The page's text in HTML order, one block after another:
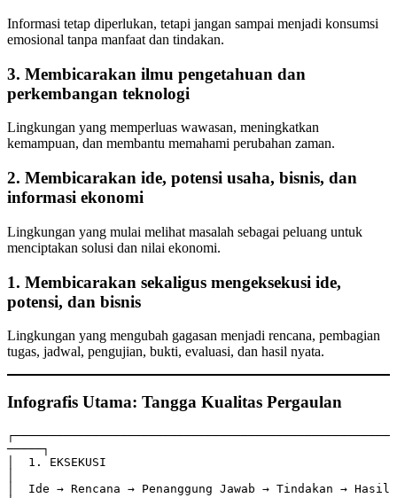
Informasi tetap diperlukan, tetapi jangan sampai menjadi konsumsi
emosional tanpa manfaat dan tindakan.
3. Membicarakan ilmu pengetahuan dan
perkembangan teknologi
Lingkungan yang memperluas wawasan, meningkatkan
kemampuan, dan membantu memahami perubahan zaman.
2. Membicarakan ide, potensi usaha, bisnis, dan
informasi ekonomi
Lingkungan yang mulai melihat masalah sebagai peluang untuk
menciptakan solusi dan nilai ekonomi.
1. Membicarakan sekaligus mengeksekusi ide,
potensi, dan bisnis
Lingkungan yang mengubah gagasan menjadi rencana, pembagian
tugas, jadwal, pengujian, bukti, evaluasi, dan hasil nyata.
Infografis Utama: Tangga Kualitas Pergaulan
┌─────────────────────────────────────────────────────
─────┐
│  1. EKSEKUSI
│  Ide → Rencana → Penanggung Jawab → Tindakan → Hasil